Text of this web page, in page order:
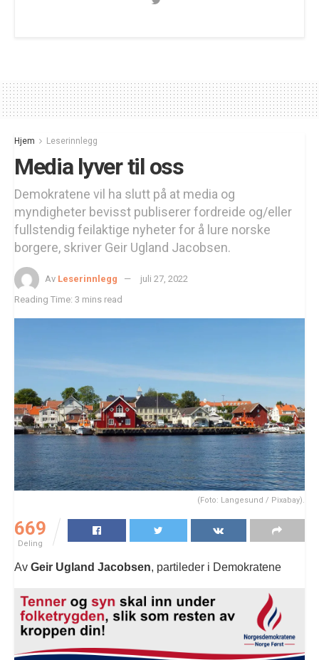
Hjem Leserinnlegg
Media lyver til oss
Demokratene vil ha slutt på at media og
myndigheter bevisst publiserer fordreide og/eller
fullstendig feilaktige nyheter for å lure norske
borgere, skriver Geir Ugland Jacobsen.
Av Leserinnlegg
juli 27, 2022
Reading Time: 3 mins read
(Foto: Langesund / Pixabay).
669
Deling
Av Geir Ugland Jacobsen, partileder i Demokratene